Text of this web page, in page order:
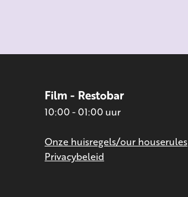
Film - Restobar
10:00 - 01:00 uur
Onze huisregels/our houserules
Privacybeleid